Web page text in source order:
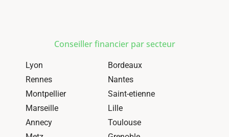
Conseiller financier par secteur
Lyon
Bordeaux
Rennes
Nantes
Montpellier
Saint-etienne
Marseille
Lille
Annecy
Toulouse